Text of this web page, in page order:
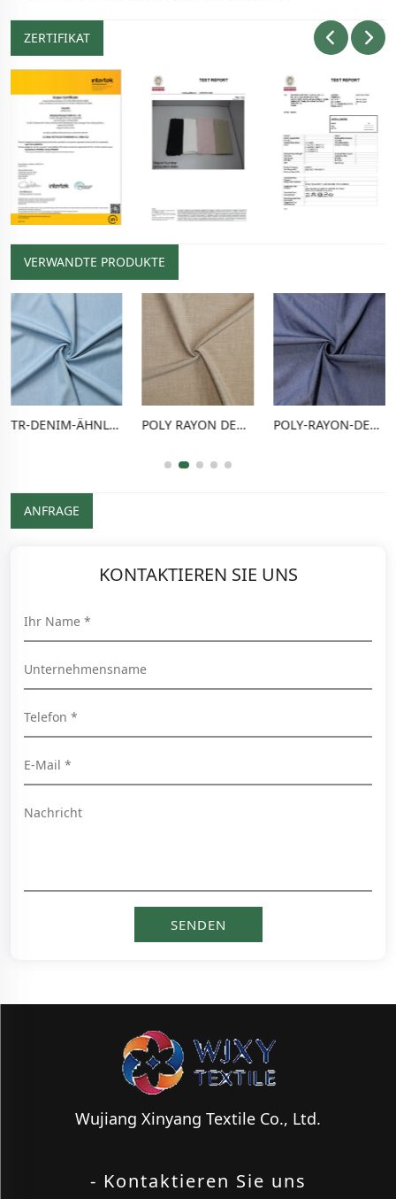
ZERTIFIKAT
VERWANDTE PRODUKTE
TR-DENIM-ÄHNLICHER STOFF POLY RAYON DEHNUNGS-HOSENFABRIK POLY-RAYON-DENIM-ÄHNLICHER STOFF
ANFRAGE
KONTAKTIEREN SIE UNS
Wujiang Xinyang Textile Co., Ltd.
- Kontaktieren Sie uns